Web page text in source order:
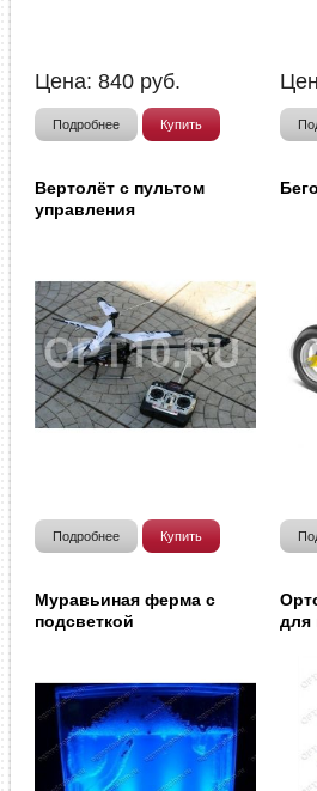
Цена:840 руб.
Подробнее Купить
Вертолёт с пультом
управления
Подробнее Купить
Муравьиная ферма с
подсветкой
для